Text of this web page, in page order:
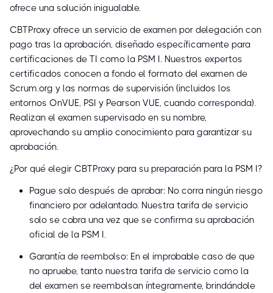
ofrece una solución inigualable.
CBTProxy ofrece un servicio de examen por delegación con
pago tras la aprobación, diseñado específicamente para
certificaciones de TI como la PSM I. Nuestros expertos
certificados conocen a fondo el formato del examen de
Scrum.org y las normas de supervisión (incluidos los
entornos OnVUE, PSI y Pearson VUE, cuando corresponda).
Realizan el examen supervisado en su nombre,
aprovechando su amplio conocimiento para garantizar su
aprobación.
¿Por qué elegir CBTProxy para su preparación para la PSM I?
Pague solo después de aprobar: No corra ningún riesgo
financiero por adelantado. Nuestra tarifa de servicio
solo se cobra una vez que se confirma su aprobación
oficial de la PSM I.
Garantía de reembolso: En el improbable caso de que
no apruebe, tanto nuestra tarifa de servicio como la
del examen se reembolsan íntegramente, brindándole